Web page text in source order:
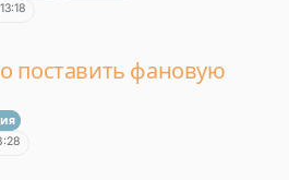
поставить фановую